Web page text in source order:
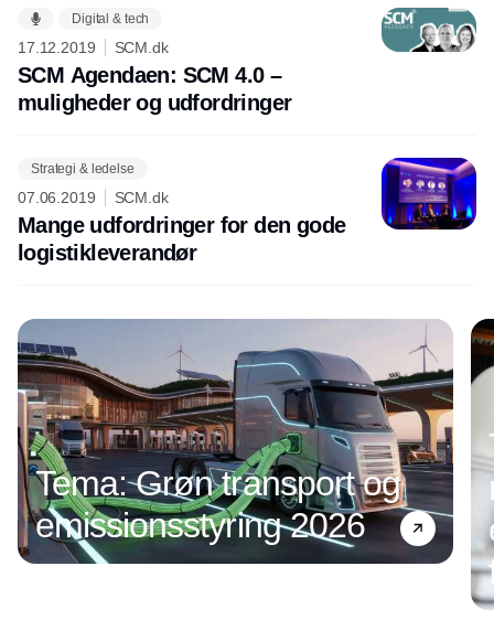
Digital & tech
17.12.2019 SCM.dk
SCM Agendaen: SCM 4.0 –
muligheder og udfordringer
Strategi & ledelse
07.06.2019 SCM.dk
Mange udfordringer for den gode
logistikleverandør
Tema: Grøn transport og
emissionsstyring 2026